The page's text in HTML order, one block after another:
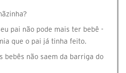
pai não pode mais ter bebê -
que o pai já tinha feito.
bebês não saem da barriga do